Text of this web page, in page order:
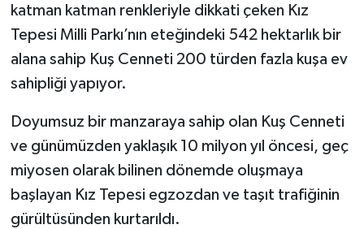
katman katman renkleriyle dikkati çeken Kız
Tepesi Milli Parkı’nın eteğindeki 542 hektarlık bir
alana sahip Kuş Cenneti 200 türden fazla kuşa ev
sahipliği yapıyor.
Doyumsuz bir manzaraya sahip olan Kuş Cenneti
ve günümüzden yaklaşık 10 milyon yıl öncesi, geç
miyosen olarak bilinen dönemde oluşmaya
başlayan Kız Tepesi egzozdan ve taşıt trafiğinin
gürültüsünden kurtarıldı.